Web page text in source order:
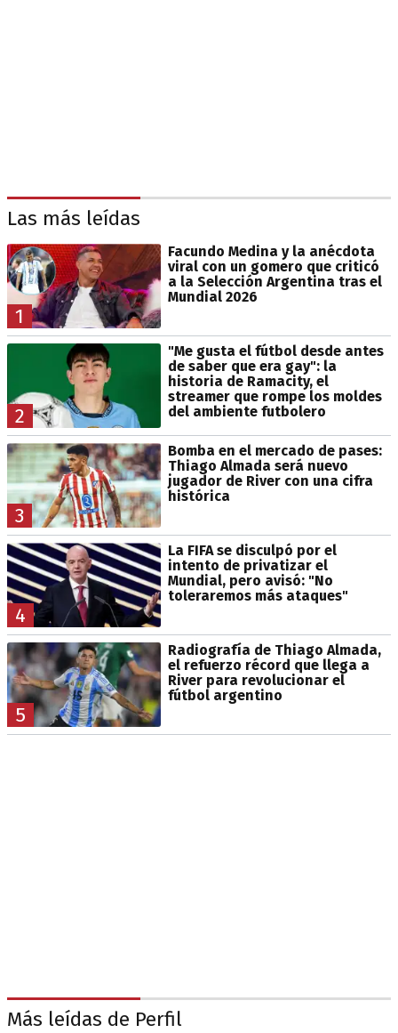
Las más leídas
1
Facundo Medina y la anécdota
viral con un gomero que criticó
a la Selección Argentina tras el
Mundial 2026
2
"Me gusta el fútbol desde antes
de saber que era gay": la
historia de Ramacity, el
streamer que rompe los moldes
del ambiente futbolero
3
Bomba en el mercado de pases:
Thiago Almada será nuevo
jugador de River con una cifra
histórica
4
La FIFA se disculpó por el
intento de privatizar el
Mundial, pero avisó: "No
toleraremos más ataques"
5
Radiografía de Thiago Almada,
el refuerzo récord que llega a
River para revolucionar el
fútbol argentino
Más leídas de Perfil